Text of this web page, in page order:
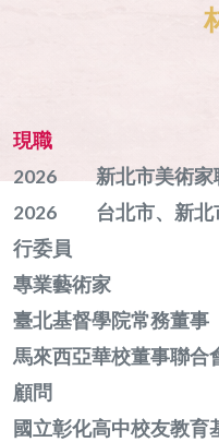
現職
2026 新北市美術家
2026 台北市、新北
行委員
專業藝術家
臺北基督學院常務董事
馬來西亞華校董事聯合
顧問
國立彰化高中校友教育